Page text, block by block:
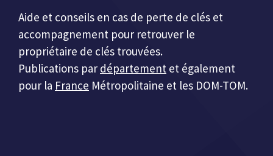
Aide et conseils en cas de perte de clés et
accompagnement pour retrouver le
propriétaire de clés trouvées.
Publications par département et également
pour la France Métropolitaine et les DOM-TOM.